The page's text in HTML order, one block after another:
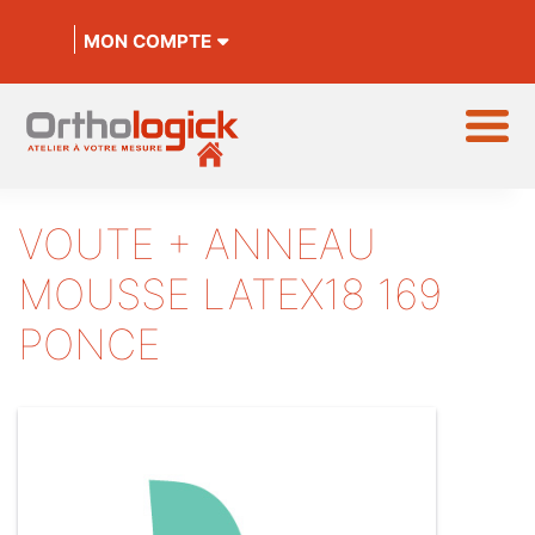
MON COMPTE
VOUTE + ANNEAU
MOUSSE LATEX18 169
PONCE